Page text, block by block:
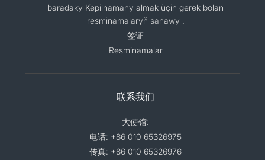
baradaky Kepilnamany almak üçin gerek bolan
resminamalaryň sanawy .
签证
Resminamalar
联系我们
大使馆:
电话: +86 010 65326975
传真: +86 010 65326976